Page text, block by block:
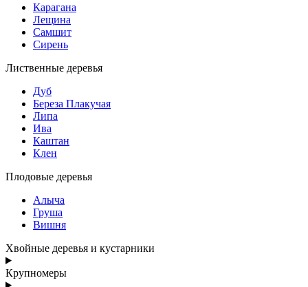
Карагана
Лещина
Самшит
Сирень
Лиственные деревья
Дуб
Береза Плакучая
Липа
Ива
Каштан
Клен
Плодовые деревья
Алыча
Груша
Вишня
Хвойные деревья и кустарники
Крупномеры